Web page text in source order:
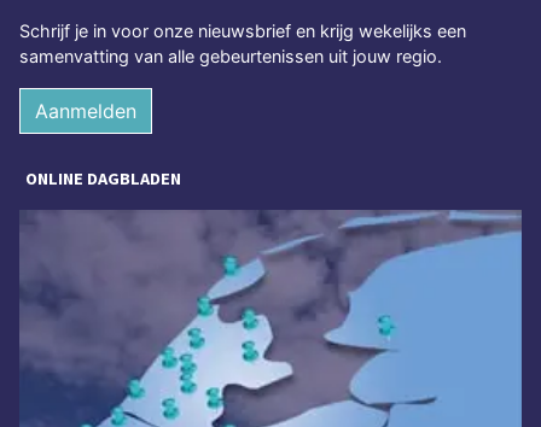
Schrijf je in voor onze nieuwsbrief en krijg wekelijks een
samenvatting van alle gebeurtenissen uit jouw regio.
Aanmelden
ONLINE DAGBLADEN